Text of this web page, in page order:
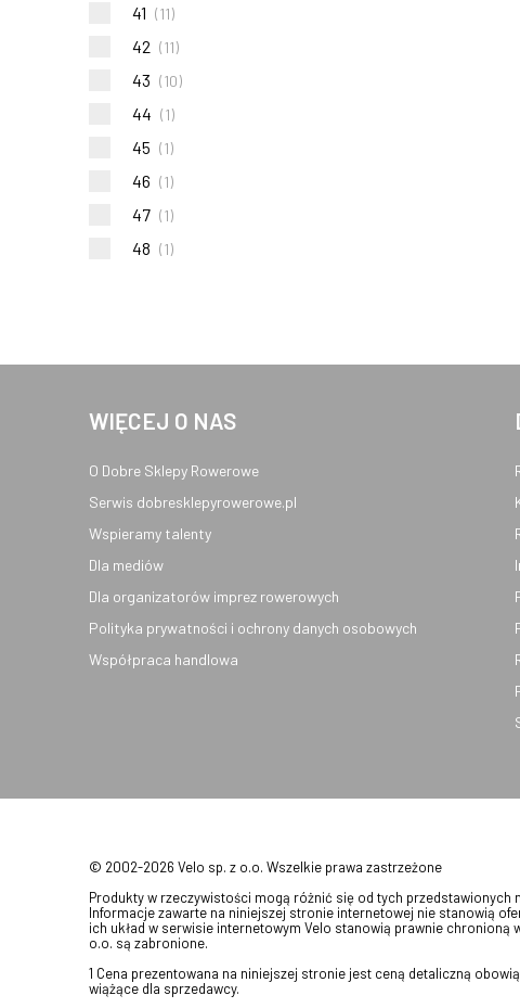
41 (11)
42 (11)
43 (10)
44 (1)
45 (1)
46 (1)
47 (1)
48 (1)
WIĘCEJ O NAS
O Dobre Sklepy Rowerowe
Serwis dobresklepyrowerowe.pl
Wspieramy talenty
Dla mediów
Dla organizatorów imprez rowerowych
Polityka prywatności i ochrony danych osobowych
Współpraca handlowa
© 2002-2026 Velo sp. z o.o. Wszelkie prawa zastrzeżone
Produkty w rzeczywistości mogą różnić się od tych
Informacje zawarte na niniejszej stronie internetowej nie stanowią
ich układ w serwisie internetowym Velo stanowią prawnie
o.o. są zabronione.
1 Cena prezentowana na niniejszej stronie jest ceną detaliczną
wiążące dla sprzedawcy.